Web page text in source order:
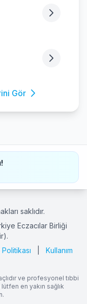
Gör
saklıdır.
Eczacılar Birliği
Kullanım
ve profesyonel tıbbi
en yakın sağlık